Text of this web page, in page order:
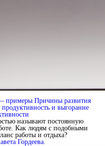
— примеры Причины развития
продуктивность и выгорание
называют постоянную
Как людям с подобными
работы и отдыха?
Гордеева.